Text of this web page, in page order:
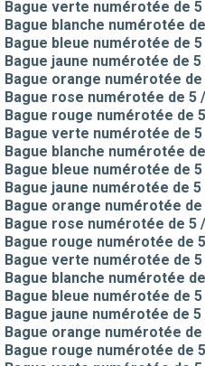
Bague verte numérotée de
Bague blanche numérotée
Bague bleue numérotée de
Bague jaune numérotée de
Bague orange numérotée
Bague rose numérotée de 5
Bague rouge numérotée de
Bague verte numérotée de
Bague blanche numérotée
Bague bleue numérotée de
Bague jaune numérotée de
Bague orange numérotée
Bague rose numérotée de 5
Bague rouge numérotée de
Bague verte numérotée de
Bague blanche numérotée
Bague bleue numérotée de
Bague jaune numérotée de
Bague orange numérotée
Bague rouge numérotée de